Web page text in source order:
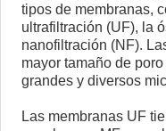
tipos de membranas,
ultrafiltración (UF), la
nanofiltración (NF).
mayor tamaño de
grandes y diversos
Las membranas UF